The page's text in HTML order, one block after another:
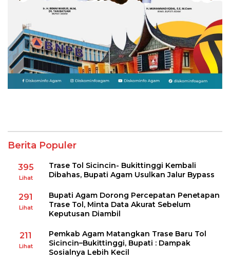
Berita Populer
395
Lihat
Trase Tol Sicincin- Bukittinggi Kembali
Dibahas, Bupati Agam Usulkan Jalur Bypass
291
Lihat
Bupati Agam Dorong Percepatan Penetapan
Trase Tol, Minta Data Akurat Sebelum
Keputusan Diambil
211
Lihat
Pemkab Agam Matangkan Trase Baru Tol
Sicincin–Bukittinggi, Bupati : Dampak
Sosialnya Lebih Kecil